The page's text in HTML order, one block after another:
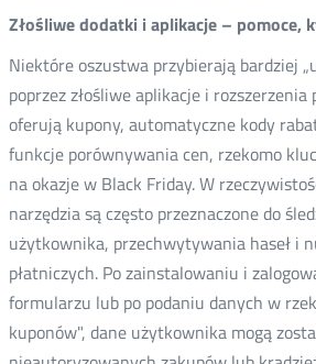
Złośliwe dodatki i aplikacje – pomoce,
Niektóre oszustwa przybierają bardziej
poprzez złośliwe aplikacje i
oferują kupony, automatyczne kody
funkcje porównywania cen, rzekomo
na okazje w Black Friday. W
narzędzia są często przeznaczone do
użytkownika, przechwytywania haseł i
płatniczych. Po zainstalowaniu i
formularzu lub po podaniu danych w
kuponów", dane użytkownika mogą